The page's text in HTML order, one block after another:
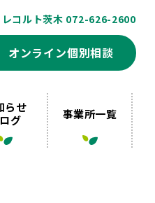
コルト茨木 072-626-2600
オンライン個別相談
らせ
グ
事業所一覧